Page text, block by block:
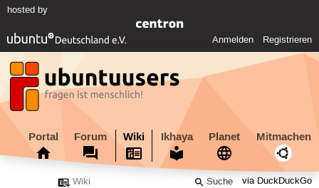
hosted by
Anmelden Registrieren
Portal Forum Wiki Ikhaya Planet Mitmachen
via DuckDuckGo